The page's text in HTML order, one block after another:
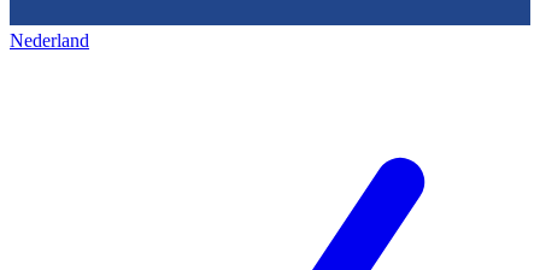
Nederland